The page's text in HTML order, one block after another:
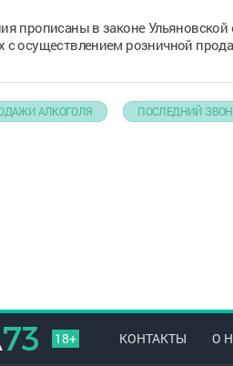
прописаны в законе
с осуществлением розничной
АЛКОГОЛЯ ПОСЛЕДНИЙ
18+ КОНТАКТЫ О